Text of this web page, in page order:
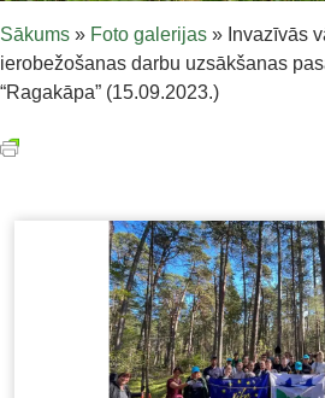
Sākums » Foto galerijas » Invazīvās
ierobežošanas darbu uzsākšanas
“Ragakāpa” (15.09.2023.)